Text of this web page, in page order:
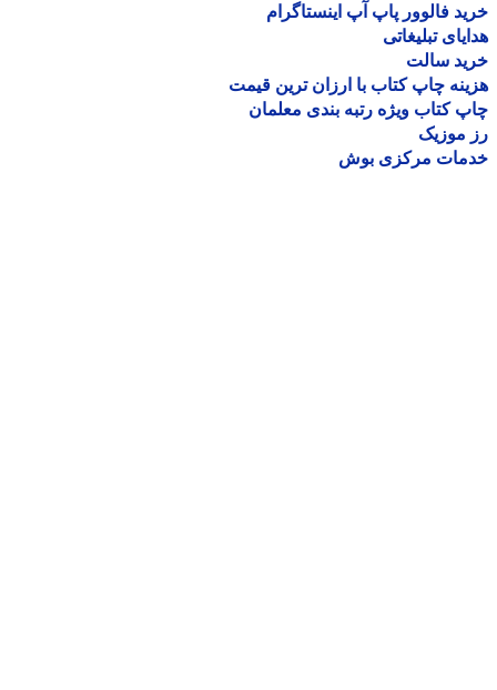
فالوور پاپ آپ اینستاگرام
تبلیغاتی
سالت
چاپ کتاب با ارزان ترین قیمت
کتاب ویژه رتبه بندی معلمان
موزیک
مرکزی بوش